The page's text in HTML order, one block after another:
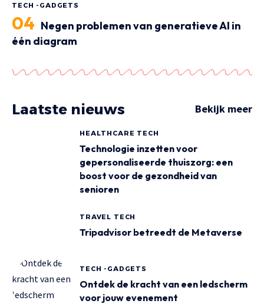
TECH -GADGETS
Negen problemen van generatieve AI in
één diagram
Laatste nieuws Bekijk meer
HEALTHCARE TECH
Technologie inzetten voor
gepersonaliseerde thuiszorg: een
boost voor de gezondheid van
senioren
TRAVEL TECH
Tripadvisor betreedt de Metaverse
TECH -GADGETS
Ontdek de kracht van een ledscherm
voor jouw evenement